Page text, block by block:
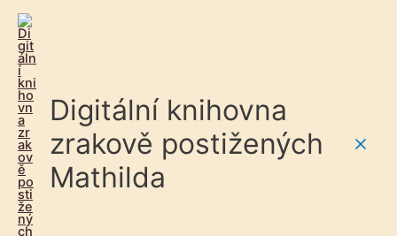
Digitální knihovna
zrakově postižených
Mathilda